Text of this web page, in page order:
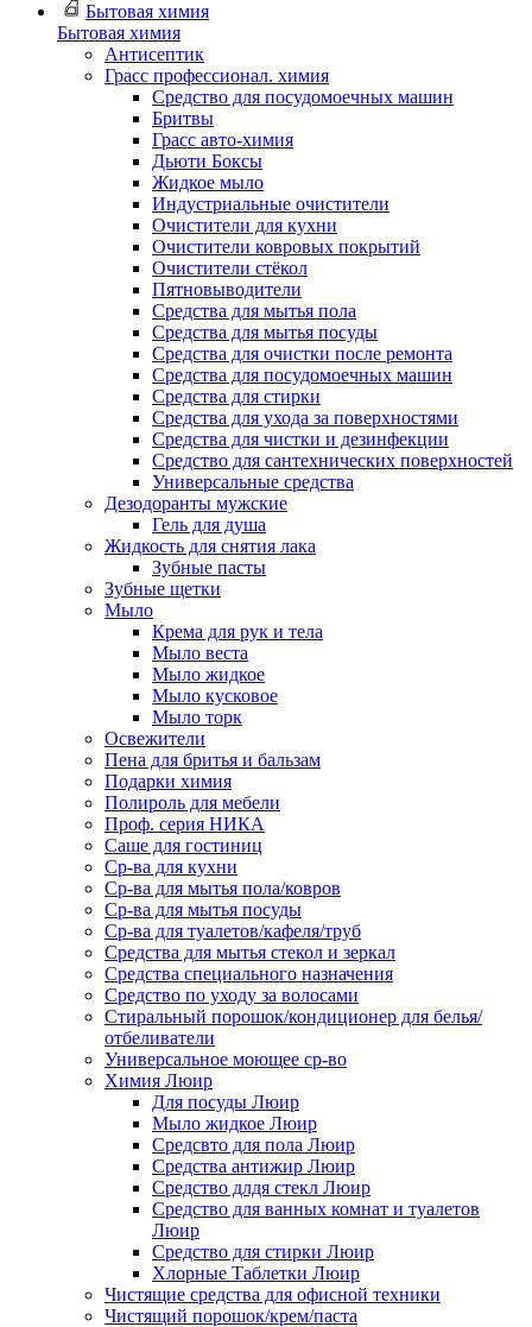
Бытовая химия
Бытовая химия
Антисептик
Грасс профессионал. химия
Cредство для посудомоечных машин
Бритвы
Грасс авто-химия
Дьюти Боксы
Жидкое мыло
Индустриальные очистители
Очистители для кухни
Очистители ковровых покрытий
Очистители стёкол
Пятновыводители
Средства для мытья пола
Средства для мытья посуды
Средства для очистки после ремонта
Средства для посудомоечных машин
Средства для стирки
Средства для ухода за поверхностями
Средства для чистки и дезинфекции
Средство для сантехнических поверхностей
Универсальные средства
Дезодоранты мужские
Гель для душа
Жидкость для снятия лака
Зубные пасты
Зубные щетки
Мыло
Крема для рук и тела
Мыло веста
Мыло жидкое
Мыло кусковое
Мыло торк
Освежители
Пена для бритья и бальзам
Подарки химия
Полироль для мебели
Проф. серия НИКА
Саше для гостиниц
Ср-ва для кухни
Ср-ва для мытья пола/ковров
Ср-ва для мытья посуды
Ср-ва для туалетов/кафеля/труб
Средства для мытья стекол и зеркал
Средства специального назначения
Средство по уходу за волосами
Стиральный порошок/кондиционер для белья/
отбеливатели
Универсальное моющее ср-во
Химия Люир
Для посуды Люир
Мыло жидкое Люир
Средсвто для пола Люир
Средства антижир Люир
Средство длдя стекл Люир
Средство для ванных комнат и туалетов
Люир
Средство для стирки Люир
Хлорные Таблетки Люир
Чистящие средства для офисной техники
Чистящий порошок/крем/паста